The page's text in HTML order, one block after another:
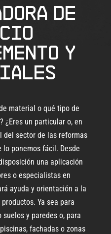
de
y
material o qué tipo de
¿Eres un particular o, en
del sector de las reformas
lo ponemos fácil. Desde
una aplicación
o especialistas en
ayuda y orientación a la
Ya sea para
y paredes o, para
fachadas o zonas